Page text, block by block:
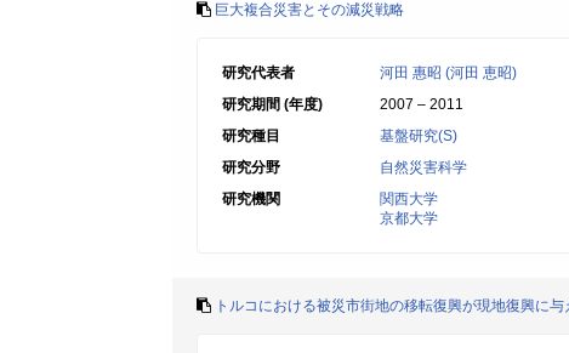
巨大複合災害とその減災戦略
研究代表者
河田 惠昭 (河田 恵昭)
研究期間 (年度)
2007 – 2011
研究種目
基盤研究(S)
研究分野
自然災害科学
研究機関
関西大学
京都大学
トルコにおける被災市街地の移転復興が現地復興に